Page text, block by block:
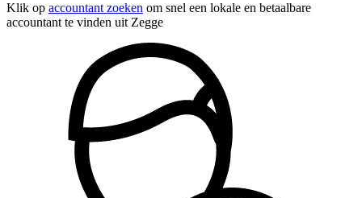
Klik op accountant zoeken om snel een lokale en betaalbare
accountant te vinden uit Zegge